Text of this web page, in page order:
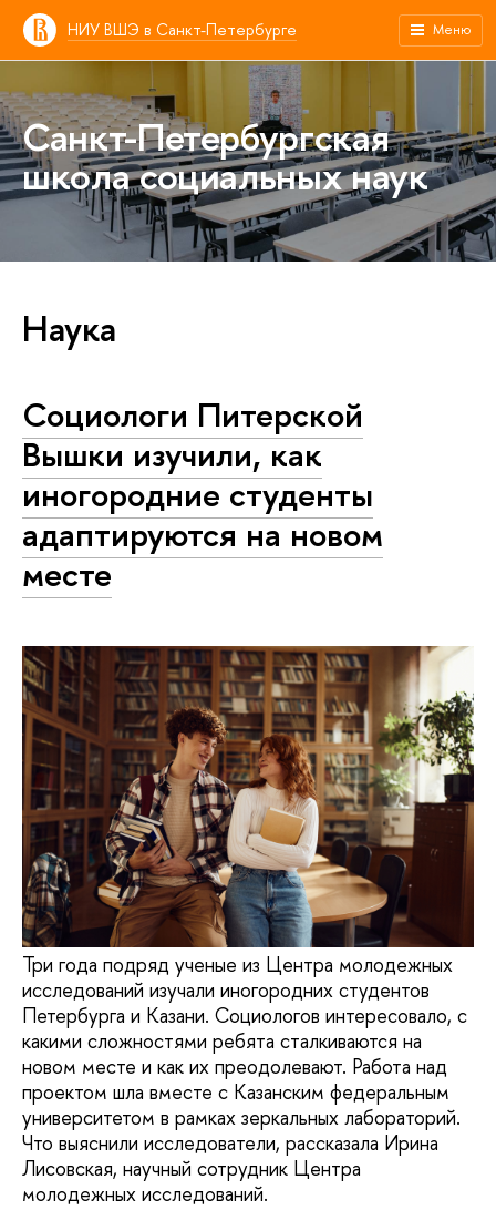
НИУ ВШЭ в Санкт-Петербурге Меню
Санкт-Петербургская
школа социальных наук
Наука
Социологи Питерской
Вышки изучили, как
иногородние студенты
адаптируются на новом
месте
Три года подряд ученые из Центра молодежных
исследований изучали иногородних студентов
Петербурга и Казани. Социологов интересовало, с
какими сложностями ребята сталкиваются на
новом месте и как их преодолевают. Работа над
проектом шла вместе с Казанским федеральным
университетом в рамках зеркальных лабораторий.
Что выяснили исследователи, рассказала Ирина
Лисовская, научный сотрудник Центра
молодежных исследований.